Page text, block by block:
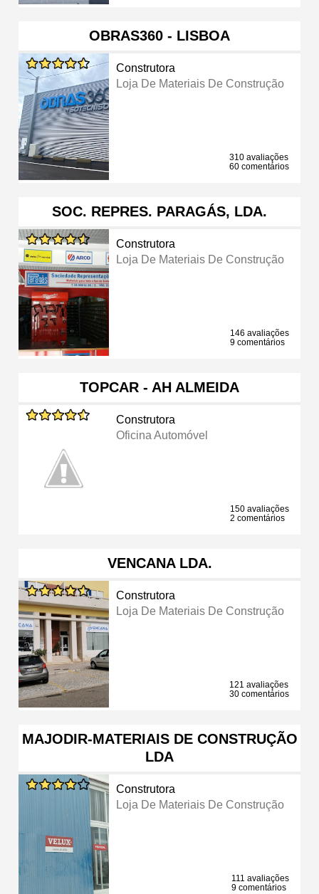
OBRAS360 - LISBOA
Construtora
Loja De Materiais De Construção
310 avaliações
60 comentários
SOC. REPRES. PARAGÁS, LDA.
Construtora
Loja De Materiais De Construção
146 avaliações
9 comentários
TOPCAR - AH ALMEIDA
Construtora
Oficina Automóvel
150 avaliações
2 comentários
VENCANA LDA.
Construtora
Loja De Materiais De Construção
121 avaliações
30 comentários
MAJODIR-MATERIAIS DE CONSTRUÇÃO
LDA
Construtora
Loja De Materiais De Construção
111 avaliações
9 comentários